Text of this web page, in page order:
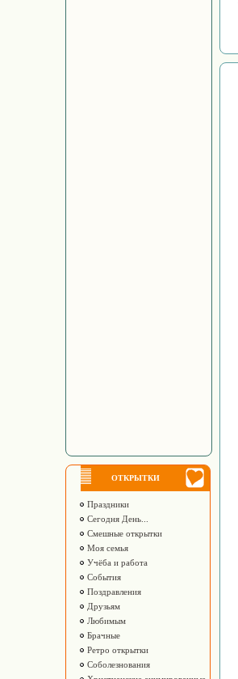
ОТКРЫТКИ
Праздники
Сегодня День...
Смешные открытки
Моя семья
Учёба и работа
События
Поздравления
Друзьям
Любимым
Брачные
Ретро открытки
Соболезнования